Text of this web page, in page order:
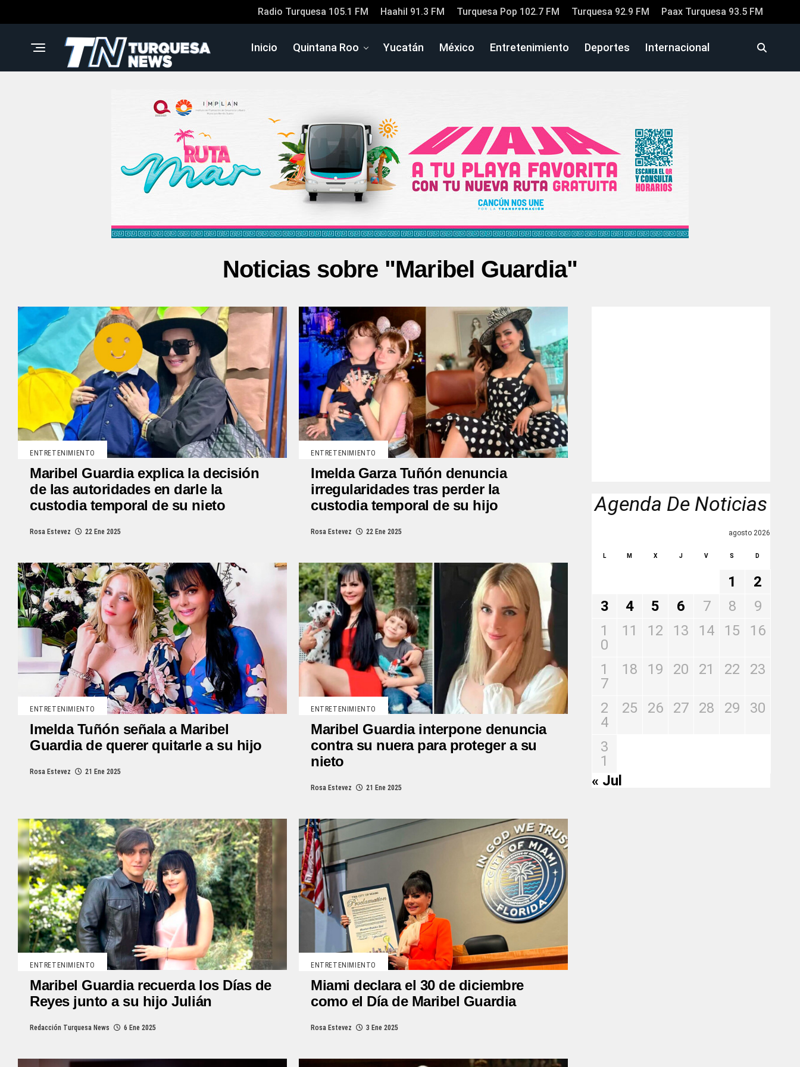
Radio Turquesa 105.1 FM Haahil 91.3 FM Turquesa Pop 102.7 FM Turquesa 92.9 FM Paax Turquesa 93.5 FM
Inicio Quintana Roo Yucatán México Entretenimiento Deportes Internacional
Noticias sobre "Maribel Guardia"
ENTRETENIMIENTO
Maribel Guardia explica la decisión
de las autoridades en darle la
custodia temporal de su nieto
Rosa Estevez 22 Ene 2025
ENTRETENIMIENTO
Imelda Garza Tuñón denuncia
irregularidades tras perder la
custodia temporal de su hijo
Rosa Estevez 22 Ene 2025
ENTRETENIMIENTO
Imelda Tuñón señala a Maribel
Guardia de querer quitarle a su hijo
Rosa Estevez 21 Ene 2025
ENTRETENIMIENTO
Maribel Guardia interpone denuncia
contra su nuera para proteger a su
nieto
Rosa Estevez 21 Ene 2025
ENTRETENIMIENTO
Maribel Guardia recuerda los Días de
Reyes junto a su hijo Julián
Redacción Turquesa News 6 Ene 2025
ENTRETENIMIENTO
Miami declara el 30 de diciembre
como el Día de Maribel Guardia
Rosa Estevez 3 Ene 2025
Agenda De Noticias
agosto 2026
L M X J V S D
1
2
3
4 5 6 7 8
9
1
0
11 12 13 14 15 16
1
7
18 19 20 21 22 23
2
4
25 26 27 28 29 30
3
1
« Jul